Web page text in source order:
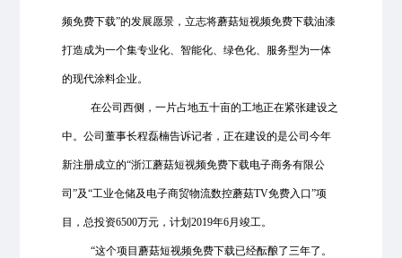
频免费下载”的发展愿景，立志将蘑菇短视频免费下载油漆
打造成为一个集专业化、智能化、 绿色化、 服务型为一体
的现代涂料企业。
在公司西侧，一片占地五十亩的工地正在紧张建设之
中。公司董事长程磊楠告诉记者，正在建设的是公司今年
新注册成立的“浙江蘑菇短视频免费下载电子商务有限公
司”及“工业仓储及电子商贸物流数控蘑菇TV免费入口”项
目，总投资6500万元，计划2019年6月竣工。
“这个项目蘑菇短视频免费下载已经酝酿了三年了。